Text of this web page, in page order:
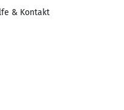
& Kontakt